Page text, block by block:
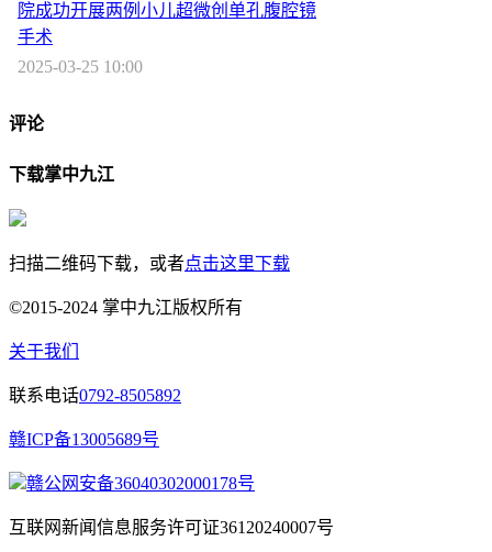
院成功开展两例小儿超微创单孔腹腔镜
手术
2025-03-25 10:00
评论
下载掌中九江
扫描二维码下载，或者点击这里下载
©2015-2024 掌中九江版权所有
关于我们
联系电话0792-8505892
赣ICP备13005689号
赣公网安备36040302000178号
互联网新闻信息服务许可证36120240007号